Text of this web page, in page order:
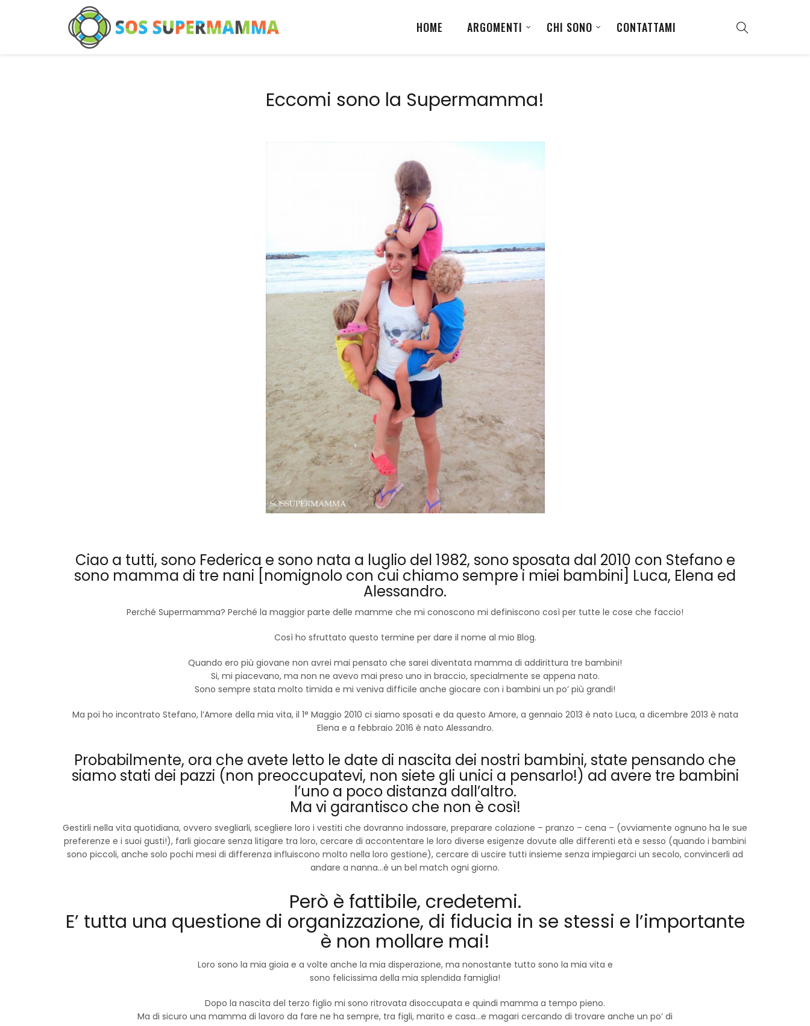
HOME ARGOMENTI CHI SONO CONTATTAMI
Eccomi sono la Supermamma!
Ciao a tutti, sono Federica e sono nata a luglio del 1982, sono sposata dal 2010 con Stefano e
sono mamma di tre nani [nomignolo con cui chiamo sempre i miei bambini] Luca, Elena ed
Alessandro.
Perché Supermamma? Perché la maggior parte delle mamme che mi conoscono mi definiscono così per tutte le cose che faccio!
Così ho sfruttato questo termine per dare il nome al mio Blog.
Quando ero più giovane non avrei mai pensato che sarei diventata mamma di addirittura tre bambini!
Si, mi piacevano, ma non ne avevo mai preso uno in braccio, specialmente se appena nato.
Sono sempre stata molto timida e mi veniva difficile anche giocare con i bambini un po’ più grandi!
Ma poi ho incontrato Stefano, l’Amore della mia vita, il 1° Maggio 2010 ci siamo sposati e da questo Amore, a gennaio 2013 è nato Luca, a dicembre 2013 è nata
Elena e a febbraio 2016 è nato Alessandro.
Probabilmente, ora che avete letto le date di nascita dei nostri bambini, state pensando che
siamo stati dei pazzi (non preoccupatevi, non siete gli unici a pensarlo!) ad avere tre bambini
l’uno a poco distanza dall’altro.
Ma vi garantisco che non è così!
Gestirli nella vita quotidiana, ovvero svegliarli, scegliere loro i vestiti che dovranno indossare, preparare colazione – pranzo – cena – (ovviamente ognuno ha le sue
preferenze e i suoi gusti!), farli giocare senza litigare tra loro, cercare di accontentare le loro diverse esigenze dovute alle differenti età e sesso (quando i bambini
sono piccoli, anche solo pochi mesi di differenza influiscono molto nella loro gestione), cercare di uscire tutti insieme senza impiegarci un secolo, convincerli ad
andare a nanna…è un bel match ogni giorno.
Però è fattibile, credetemi.
E’ tutta una questione di organizzazione, di fiducia in se stessi e l’importante
è non mollare mai!
Loro sono la mia gioia e a volte anche la mia disperazione, ma nonostante tutto sono la mia vita e
sono felicissima della mia splendida famiglia!
Dopo la nascita del terzo figlio mi sono ritrovata disoccupata e quindi mamma a tempo pieno.
Ma di sicuro una mamma di lavoro da fare ne ha sempre, tra figli, marito e casa…e magari cercando di trovare anche un po’ di